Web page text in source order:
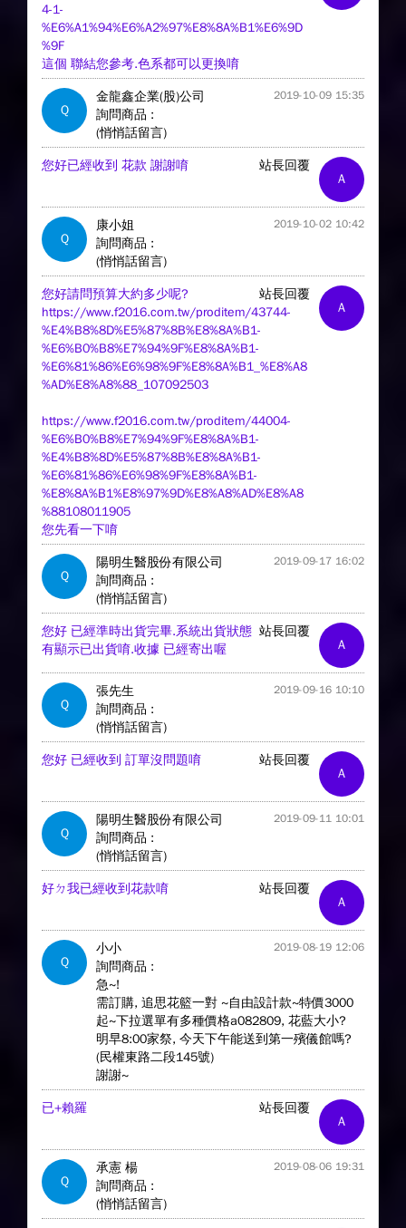
4-1-
%E6%A1%94%E6%A2%97%E8%8A%B1%E6%9D
%9F
這個 聯結您參考.色系都可以更換唷
Q
金龍鑫企業(股)公司 2019-10-09 15:35
詢問商品 :
(悄悄話留言)
A
站長回覆
您好已經收到 花款 謝謝唷
Q
康小姐 2019-10-02 10:42
詢問商品 :
(悄悄話留言)
A
站長回覆
您好請問預算大約多少呢?
https://www.f2016.com.tw/proditem/43744-
%E4%B8%8D%E5%87%8B%E8%8A%B1-
%E6%B0%B8%E7%94%9F%E8%8A%B1-
%E6%81%86%E6%98%9F%E8%8A%B1_%E8%A8
%AD%E8%A8%88_107092503
https://www.f2016.com.tw/proditem/44004-
%E6%B0%B8%E7%94%9F%E8%8A%B1-
%E4%B8%8D%E5%87%8B%E8%8A%B1-
%E6%81%86%E6%98%9F%E8%8A%B1-
%E8%8A%B1%E8%97%9D%E8%A8%AD%E8%A8
%88108011905
您先看一下唷
Q
陽明生醫股份有限公司 2019-09-17 16:02
詢問商品 :
(悄悄話留言)
A
站長回覆
您好 已經準時出貨完畢.系統出貨狀態
有顯示已出貨唷.收據 已經寄出喔
Q
張先生 2019-09-16 10:10
詢問商品 :
(悄悄話留言)
A
站長回覆
您好 已經收到 訂單沒問題唷
Q
陽明生醫股份有限公司 2019-09-11 10:01
詢問商品 :
(悄悄話留言)
A
站長回覆
好ㄉ我已經收到花款唷
Q
小小 2019-08-19 12:06
詢問商品 :
急~!
需訂購, 追思花籃一對 ~自由設計款~特價3000
起~下拉選單有多種價格a082809, 花藍大小?
明早8:00家祭, 今天下午能送到第一殯儀館嗎?
(民權東路二段145號)
謝謝~
A
站長回覆
已+賴羅
Q
承憲 楊 2019-08-06 19:31
詢問商品 :
(悄悄話留言)